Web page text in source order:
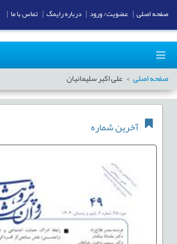
صفحه اصلی علی اکبر سلیمانیان
آخرین شماره
صفحه اصلی عضویت/ ورود درباره رایمگ تماس با ما